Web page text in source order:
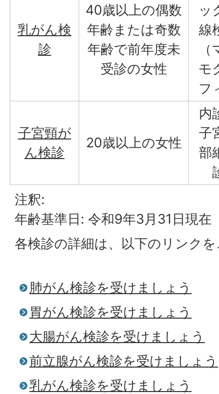
乳がん検
診
40歳以上の偶数
年齢または奇数
年齢で前年度未
受診の女性
ッ
線
モ
フ
子宮頸が
ん検診
20歳以上の女性
内
子
部
注釈:
年齢基準日: 令和9年3月31日現在
各検診の詳細は、以下のリンク
肺がん検診を受けましょう
胃がん検診を受けましょう
大腸がん検診を受けましょう
前立腺がん検診を受けましょう
乳がん検診を受けましょう